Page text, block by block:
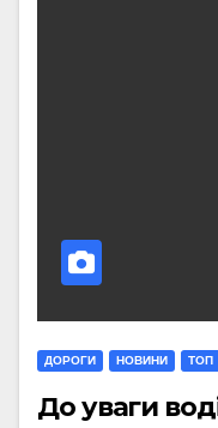
ДОРОГИ НОВИНИ ТОП
До уваги